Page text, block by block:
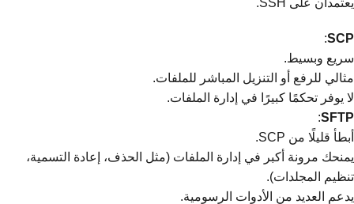
SCP
:
سريع وبسيط.
مثالي للرفع أو التنزيل المباشر للملفات.
لا يوفر تحكمًا كبيرًا في إدارة الملفات.
SFTP
:
أبطأ قليلًا من SCP.
يمنحك مرونة أكبر في إدارة الملفات (مثل الحذف، إعادة التسمية،
تنظيم المجلدات).
يدعم العديد من الأدوات الرسومية.